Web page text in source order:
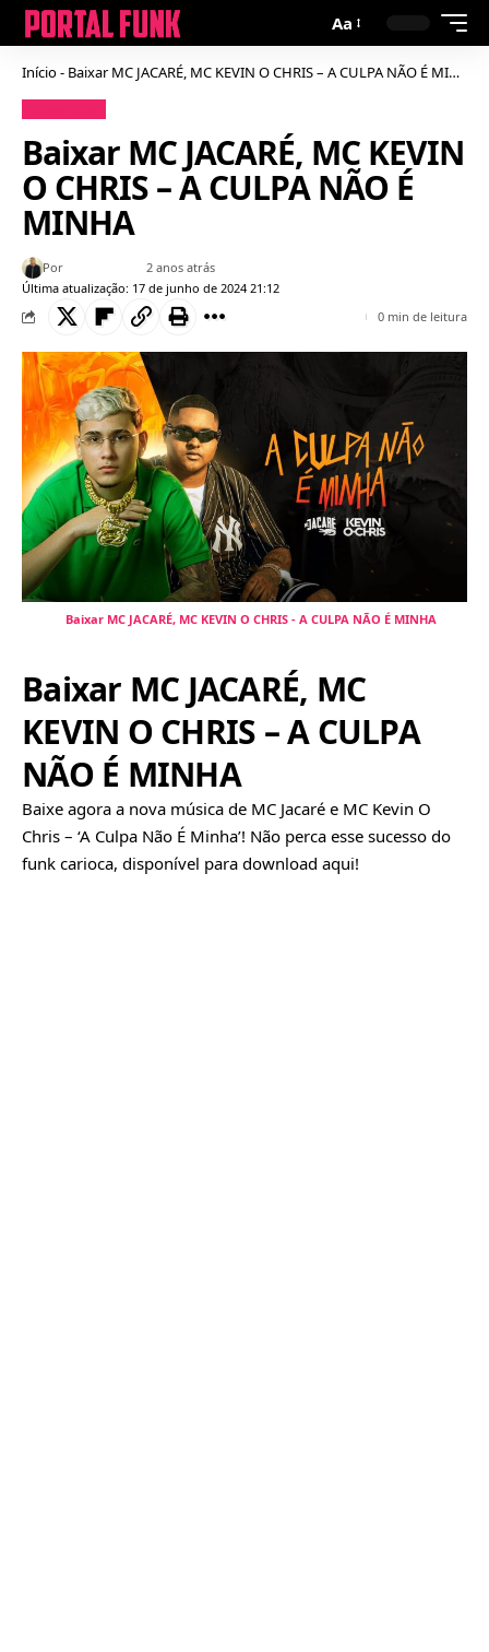
Aa
Início- Baixar MC JACARÉ, MC KEVIN O CHRIS – A CULPA NÃO É MINHA
Baixar MC JACARÉ, MC KEVIN
O CHRIS – A CULPA NÃO É
MINHA
Última atualização: 17 de junho de 2024 21:12
Por 2 anos atrás
0 min de leitura
Baixar MC JACARÉ, MC KEVIN O CHRIS - A CULPA NÃO É MINHA
Baixar MC JACARÉ, MC
KEVIN O CHRIS – A CULPA
NÃO É MINHA
Baixe agora a nova música de MC Jacaré e MC Kevin O
Chris – ‘A Culpa Não É Minha’! Não perca esse sucesso do
funk carioca, disponível para download aqui!